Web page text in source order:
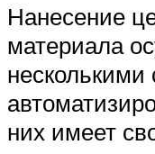
Нанесение
материала
них имеет